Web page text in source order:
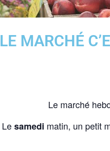
LE MARCHÉ
Le marché
Lesamedi matin, un petit